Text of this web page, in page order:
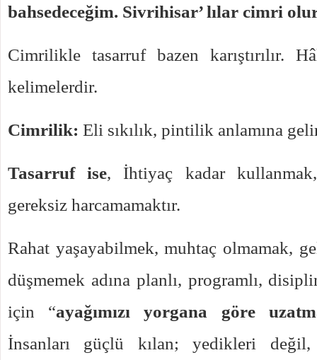
bahsedeceğim. Sivrihisar’ lılar cimri
Cimrilikle tasarruf bazen karıştırılır.
kelimelerdir.
Cimrilik: Eli sıkılık, pintilik anlamına
Tasarruf ise, İhtiyaç kadar
gereksiz harcamamaktır.
Rahat yaşayabilmek, muhtaç olmamak,
düşmemek adına planlı, programlı,
için “ayağımızı yorgana göre
İnsanları güçlü kılan; yedikleri değil,